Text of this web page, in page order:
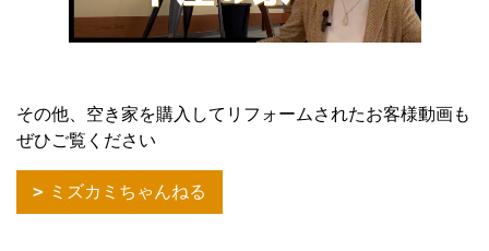
その他、空き家を購入してリフォームされたお客様動画も
ぜひご覧ください
ミズカミちゃんねる